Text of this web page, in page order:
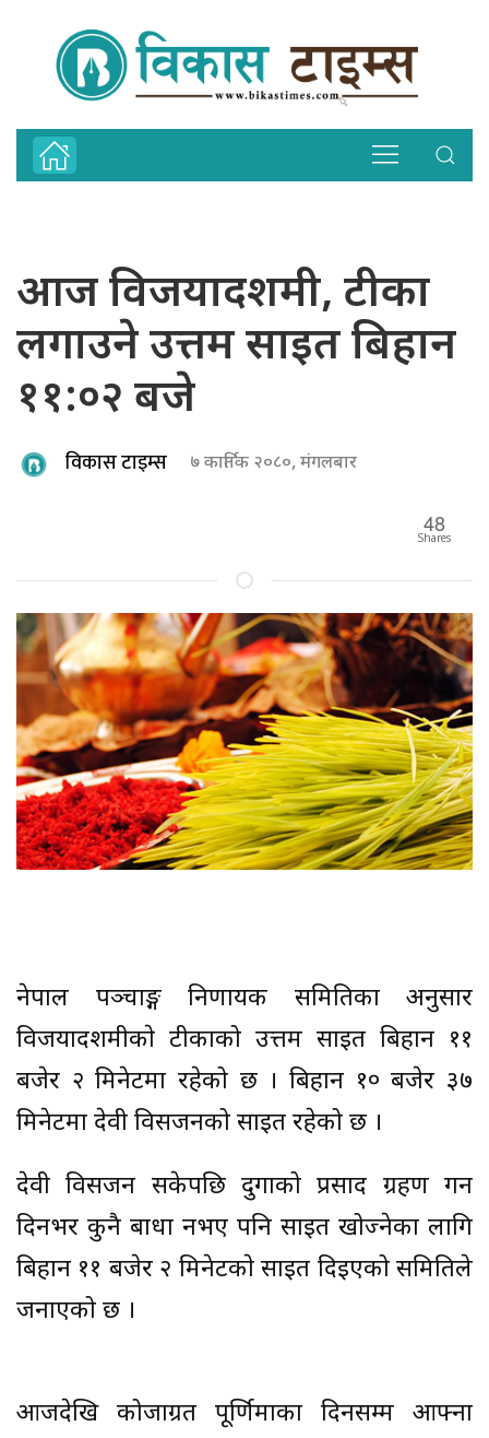
आज विजयादशमी, टीका
लगाउने उत्तम साइत बिहान
११:०२ बजे
विकास टाइम्स ७ कार्तिक २०८०, मंगलबार
48
Shares
नेपाल पञ्चाङ्ग निर्णायक समितिका अनुसार
विजयादशमीकाे टीकाको उत्तम साइत बिहान ११
बजेर २ मिनेटमा रहेको छ । बिहान १० बजेर ३७
मिनेटमा देवी विसर्जनको साइत रहेको छ ।
देवी विसर्जन सकेपछि दुर्गाको प्रसाद ग्रहण गर्न
दिनभर कुनै बाधा नभए पनि साइत खोज्नेका लागि
बिहान ११ बजेर २ मिनेटकाे साइत दिइएको समितिले
जनाएको छ ।
आजदेखि कोजाग्रत पूर्णिमाका दिनसम्म आफ्ना